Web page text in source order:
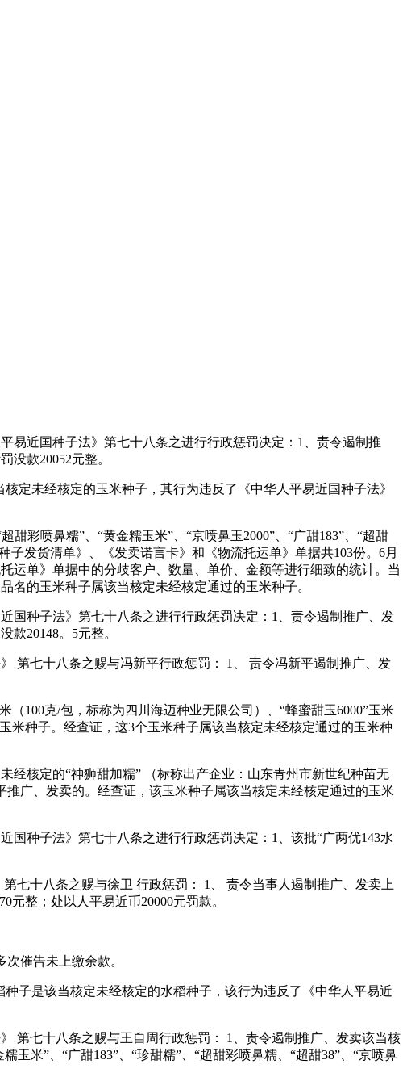
近国种子法》第七十八条之进行行政惩罚决定：1、责令遏制推
没款20052元整。
定未经核定的玉米种子，其行为违反了《中华人平易近国种子法》
彩喷鼻糯”、“黄金糯玉米”、“京喷鼻玉2000”、“广甜183”、“超甜
发货清单》、《发卖诺言卡》和《物流托运单》单据共103份。6月
运单》单据中的分歧客户、数量、单价、金额等进行细致的统计。当
名的玉米种子属该当核定未经核定通过的玉米种子。
种子法》第七十八条之进行行政惩罚决定：1、责令遏制推广、发
款20148。5元整。
七十八条之赐与冯新平行政惩罚： 1、 责令冯新平遏制推广、发
100克/包，标称为四川海迈种业无限公司）、“蜂蜜甜玉6000”玉米
米种子。经查证，这3个玉米种子属该当核定未经核定通过的玉米种
核定的“神狮甜加糯” （标称出产企业：山东青州市新世纪种苗无
广、发卖的。经查证，该玉米种子属该当核定未经核定通过的玉米
种子法》第七十八条之进行行政惩罚决定：1、该批“广两优143水
十八条之赐与徐卫 行政惩罚： 1、 责令当事人遏制推广、发卖上
元整；处以人平易近币20000元罚款。
催告未上缴余款。
子是该当核定未经核定的水稻种子，该行为违反了《中华人平易近
七十八条之赐与王自周行政惩罚： 1、责令遏制推广、发卖该当核
玉米”、“广甜183”、“珍甜糯”、“超甜彩喷鼻糯、“超甜38”、“京喷鼻